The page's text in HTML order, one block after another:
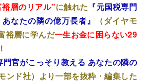
層のリアル”に触れた 『元国税専門
なたの隣の億万長者』
（ダイヤモ
裕層に学んだ一生お金に困らない29
門官がこっそり教える あなたの隣の
ンド社）より一部を抜粋・編集した